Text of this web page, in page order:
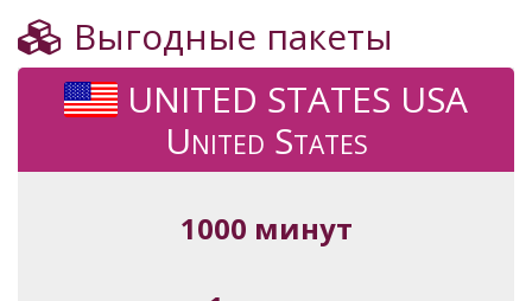
Выгодные пакеты
UNITED STATES USA
United States
1000 минут